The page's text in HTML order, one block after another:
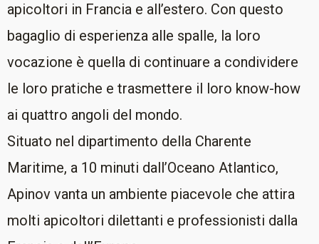
apicoltori in Francia e all’estero. Con questo
bagaglio di esperienza alle spalle, la loro
vocazione è quella di continuare a condividere
le loro pratiche e trasmettere il loro know-how
ai quattro angoli del mondo.
Situato nel dipartimento della Charente
Maritime, a 10 minuti dall’Oceano Atlantico,
Apinov vanta un ambiente piacevole che attira
molti apicoltori dilettanti e professionisti dalla